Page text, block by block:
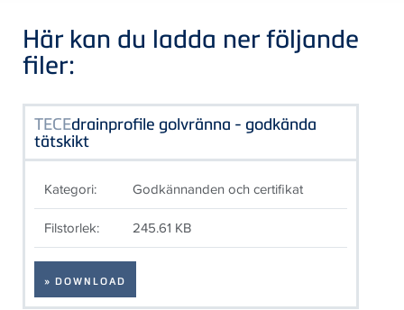
Här kan du ladda ner följande
filer:
TECEdrainprofile golvränna - godkända
tätskikt
Kategori: Godkännanden och certifikat
Filstorlek: 245.61 KB
» DOWNLOAD